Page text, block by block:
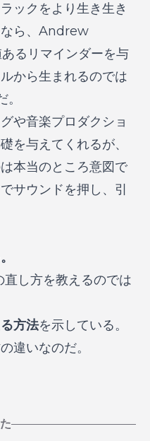
ックをより生き生き
なら、Andrew
るリマインダーを与
から生まれるのでは
や音楽プロダクショ
を与えてくれるが、
本当のところ意図で
サウンドを押し、引
し方を教えるのでは
方法を示している。
違いなのだ。